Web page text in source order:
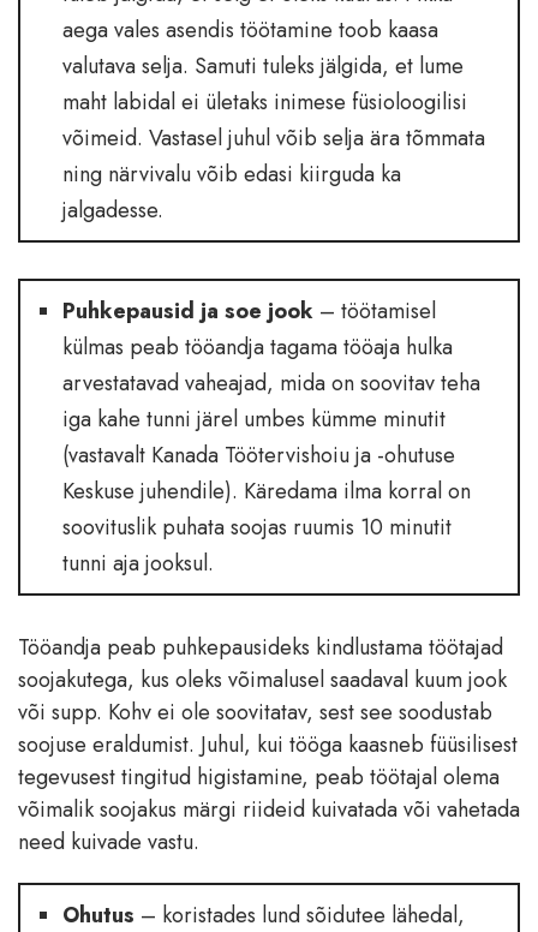
aega vales asendis töötamine toob kaasa
valutava selja. Samuti tuleks jälgida, et lume
maht labidal ei ületaks inimese füsioloogilisi
võimeid. Vastasel juhul võib selja ära tõmmata
ning närvivalu võib edasi kiirguda ka
jalgadesse.
Puhkepausid ja soe jook – töötamisel
külmas peab tööandja tagama tööaja hulka
arvestatavad vaheajad, mida on soovitav teha
iga kahe tunni järel umbes kümme minutit
(vastavalt Kanada Töötervishoiu ja -ohutuse
Keskuse juhendile). Käredama ilma korral on
soovituslik puhata soojas ruumis 10 minutit
tunni aja jooksul.
Tööandja peab puhkepausideks kindlustama töötajad
soojakutega, kus oleks võimalusel saadaval kuum jook
või supp. Kohv ei ole soovitatav, sest see soodustab
soojuse eraldumist. Juhul, kui tööga kaasneb füüsilisest
tegevusest tingitud higistamine, peab töötajal olema
võimalik soojakus märgi riideid kuivatada või vahetada
need kuivade vastu.
Ohutus – koristades lund sõidutee lähedal,